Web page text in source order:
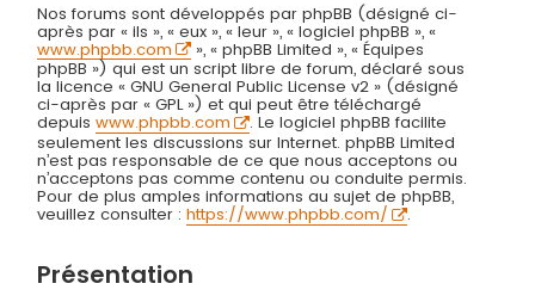
Nos forums sont développés par phpBB (désigné ci-
après par « ils », « eux », « leur », « logiciel phpBB », «
www.phpbb.com
», « phpBB Limited », « Équipes
phpBB ») qui est un script libre de forum, déclaré sous
la licence « GNU General Public License v2 » (désigné
ci-après par « GPL ») et qui peut être téléchargé
depuiswww.phpbb.com
. Le logiciel phpBB facilite
seulement les discussions sur Internet. phpBB Limited
n’est pas responsable de ce que nous acceptons ou
n’acceptons pas comme contenu ou conduite permis.
Pour de plus amples informations au sujet de phpBB,
veuillez consulter :https://www.phpbb.com/ .
Présentation